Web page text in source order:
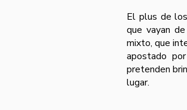
El plus de
que vayan
mixto, que
apostado
pretenden
lugar.